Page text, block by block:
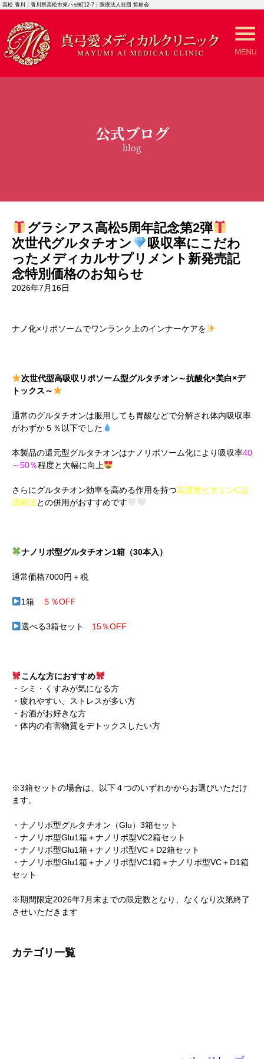
高松 香川｜香川県高松市東ハゼ町12-7｜医療法人社団 哲樹会
公式ブログ
blog
グラシアス高松5周年記念第2弾
次世代グルタチオン
吸収率にこだわ
ったメディカルサプリメント新発売記
念特別価格のお知らせ
2026年7月16日
ナノ化×リポソームでワンランク上のインナーケアを
次世代型高吸収リポソーム型グルタチオン～抗酸化×美白×デ
トックス～
通常のグルタチオンは服用しても胃酸などで分解され体内吸収率
がわずか５％以下でした
本製品の還元型グルタチオンはナノリポソーム化により吸収率40
～50％程度と大幅に向上
さらにグルタチオン効率を高める作用を持つ高濃度ビタミンC点
滴療法との併用がおすすめです
ナノリポ型グルタチオン1箱（30本入）
通常価格7000円＋税
1箱 ５％OFF
選べる3箱セット 15％OFF
こんな方におすすめ
・シミ・くすみが気になる方
・疲れやすい、ストレスが多い方
・お酒がお好きな方
・体内の有害物質をデトックスしたい方
※3箱セットの場合は、以下４つのいずれかからお選びいただけ
ます。
・ナノリポ型グルタチオン（Glu）3箱セット
・ナノリポ型Glu1箱＋ナノリポ型VC2箱セット
・ナノリポ型Glu1箱＋ナノリポ型VC＋D2箱セット
・ナノリポ型Glu1箱＋ナノリポ型VC1箱＋ナノリポ型VC＋D1箱
セット
※期間限定2026年7月末までの限定数となり、なくなり次第終了
させいただきます
カテゴリ一覧